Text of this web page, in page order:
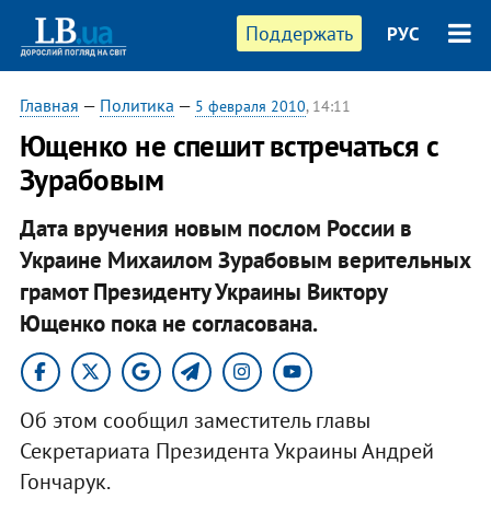
Поддержать РУС
Главная — Политика — 5 февраля 2010, 14:11
Ющенко не спешит встречаться с
Зурабовым
Дата вручения новым послом России в
Украине Михаилом Зурабовым верительных
грамот Президенту Украины Виктору
Ющенко пока не согласована.
Об этом сообщил заместитель главы
Секретариата Президента Украины Андрей
Гончарук.